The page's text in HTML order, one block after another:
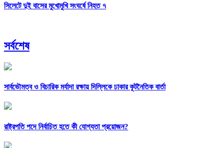
সিলেটে দুই বাসের মুখোমুখি সংঘর্ষে নিহত ৭
সর্বশেষ
সার্বভৌমত্ব ও বিচারিক মর্যাদা রক্ষায় দিল্লিকে ঢাকার কূটনৈতিক বার্তা
রাষ্ট্রপতি পদে নির্বাচিত হতে কী যোগ্যতা প্রয়োজন?